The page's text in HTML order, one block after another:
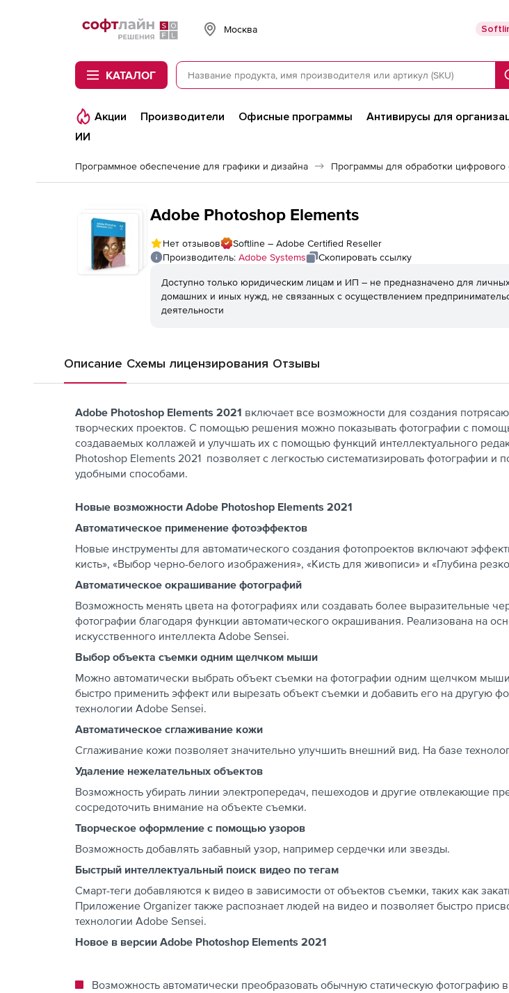
Softline
Москва
КАТАЛОГ
Акции Производители Офисные программы Антивирусы для
ИИ
Программное обеспечение для графики и дизайна Программы для обработки цифрового
Adobe Photoshop Elements
Нет отзывов
Softline – Adobe Certified Reseller
Производитель: Adobe Systems Скопировать ссылку
Доступно только юридическим лицам и ИП – не предназначено для
домашних и иных нужд, не связанных с осуществлением
деятельности
Описание Схемы лицензирования Отзывы
Adobe Photoshop Elements 2021 включает все возможности для создания
творческих проектов. С помощью решения можно показывать фотографии с
создаваемых коллажей и улучшать их с помощью функций интеллектуального
Photoshop Elements 2021 позволяет с легкостью систематизировать фотографии и
удобными способами.
Новые возможности Adobe Photoshop Elements 2021
Автоматическое применение фотоэффектов
Новые инструменты для автоматического создания фотопроектов включают
кисть», «Выбор черно-белого изображения», «Кисть для живописи» и «Глубина
Автоматическое окрашивание фотографий
Возможность менять цвета на фотографиях или создавать более выразительные
фотографии благодаря функции автоматического окрашивания. Реализована на
искусственного интеллекта Adobe Sensei.
Выбор объекта съемки одним щелчком мыши
Можно автоматически выбрать объект съемки на фотографии одним щелчком
быстро применить эффект или вырезать объект съемки и добавить его на другую
технологии Adobe Sensei.
Автоматическое сглаживание кожи
Сглаживание кожи позволяет значительно улучшить внешний вид. На базе
Удаление нежелательных объектов
Возможность убирать линии электропередач, пешеходов и другие отвлекающие
сосредоточить внимание на объекте съемки.
Творческое оформление с помощью узоров
Возможность добавлять забавный узор, например сердечки или звезды.
Быстрый интеллектуальный поиск видео по тегам
Смарт-теги добавляются к видео в зависимости от объектов съемки, таких как
Приложение Organizer также распознает людей на видео и позволяет быстро
технологии Adobe Sensei.
Новое в версии Adobe Photoshop Elements 2021
Возможность автоматически преобразовать обычную статическую фотографию